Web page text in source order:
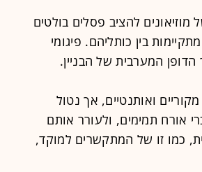
להציב פסלים בולטים
בין כותליהם. פיגומי
המערבית של הבניין.
ואותנטיים, אך נטול
אורח תמימים, ולעורר אותם
כמו זו של המתקשרים למוקד,